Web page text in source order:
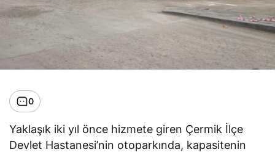
0
Yaklaşık iki yıl önce hizmete giren Çermik İlçe
Devlet Hastanesi’nin otoparkında, kapasitenin